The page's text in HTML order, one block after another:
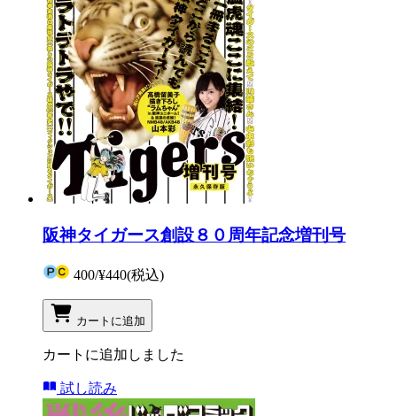
阪神タイガース創設８０周年記念増刊号
400/¥440(税込)
カートに追加
カートに追加しました
試し読み